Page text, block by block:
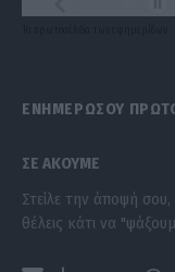
ΕΝΗΜΕΡΩΣΟΥ
ΣΕ ΑΚΟΥΜΕ
Στείλε την άποψή
θέλεις κάτι να